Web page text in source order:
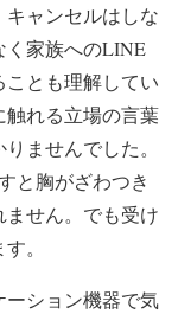
ャンセルはしな
く家族へのLINE
とも理解してい
触れる立場の言葉
ませんでした。
と胸がざわつき
せん。でも受け
。
ション機器で気